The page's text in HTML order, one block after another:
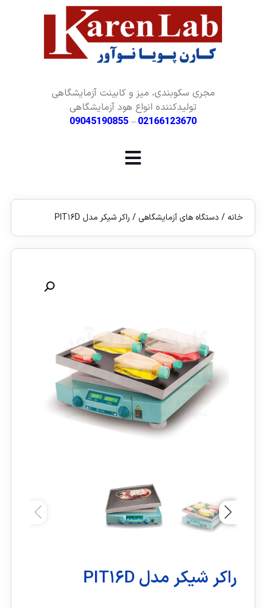
مجری سکوبندی، میز و کابینت آزمایشگاهی
تولیدکننده انواع هود آزمایشگاهی
02166123670
–
09045190855
خانه / دستگاه های آزمایشگاهی / راکر شیکر مدل PIT۱۶D
راکر شیکر مدل PIT۱۶D